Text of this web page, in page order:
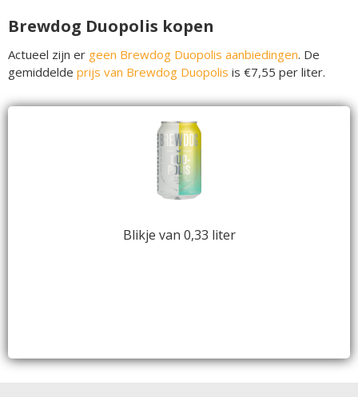
Brewdog Duopolis kopen
Actueel zijn er geen Brewdog Duopolis aanbiedingen. De
gemiddelde prijs van Brewdog Duopolis is €7,55 per liter.
Blikje van 0,33 liter